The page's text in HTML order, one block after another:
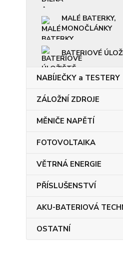
MALÉ BATERKY,
MONOČLÁNKY
BATERIOVÉ
NABÍJEČKY a TESTERY
ZÁLOŽNÍ ZDROJE
MĚNIČE NAPĚTÍ
FOTOVOLTAIKA
VĚTRNÁ ENERGIE
PŘÍSLUŠENSTVÍ
AKU-BATERIOVÁ
OSTATNÍ